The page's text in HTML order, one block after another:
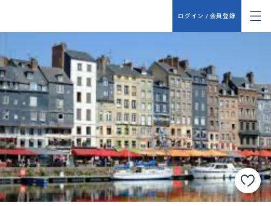
ログイン / 会員登録